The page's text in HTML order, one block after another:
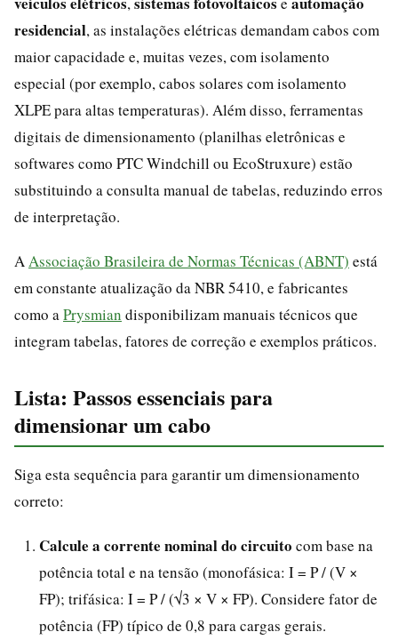
residencial, as instalações elétricas demandam cabos com
maior capacidade e, muitas vezes, com isolamento
especial (por exemplo, cabos solares com isolamento
XLPE para altas temperaturas). Além disso, ferramentas
digitais de dimensionamento (planilhas eletrônicas e
softwares como PTC Windchill ou EcoStruxure) estão
substituindo a consulta manual de tabelas, reduzindo erros
de interpretação.
A Associação Brasileira de Normas Técnicas (ABNT) está
em constante atualização da NBR 5410, e fabricantes
como a Prysmian disponibilizam manuais técnicos que
integram tabelas, fatores de correção e exemplos práticos.
Lista: Passos essenciais para
dimensionar um cabo
Siga esta sequência para garantir um dimensionamento
correto:
Calcule a corrente nominal do circuito com base na
potência total e na tensão (monofásica: I = P / (V ×
FP); trifásica: I = P / (√3 × V × FP). Considere fator de
potência (FP) típico de 0,8 para cargas gerais.